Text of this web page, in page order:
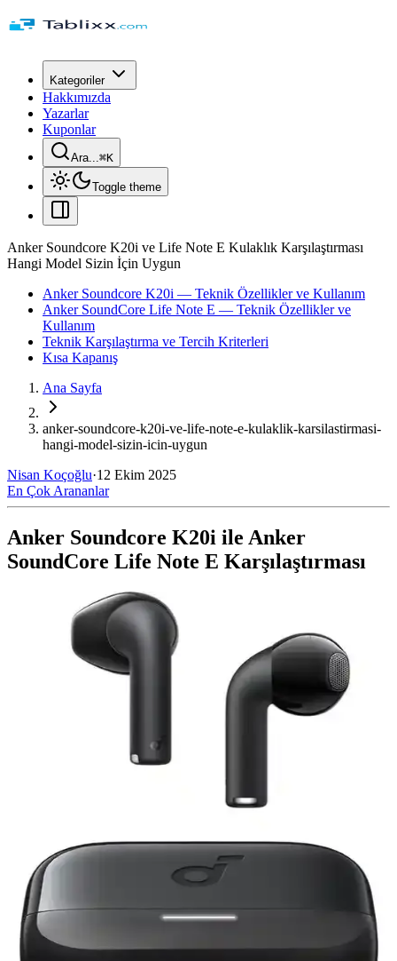
Kategoriler
Hakkımızda
Yazarlar
Kuponlar
Ara...⌘K
Toggle theme
Anker Soundcore K20i ve Life Note E Kulaklık Karşılaştırması
Hangi Model Sizin İçin Uygun
Anker Soundcore K20i — Teknik Özellikler ve Kullanım
Anker SoundCore Life Note E — Teknik Özellikler ve
Kullanım
Teknik Karşılaştırma ve Tercih Kriterleri
Kısa Kapanış
Ana Sayfa
anker-soundcore-k20i-ve-life-note-e-kulaklik-karsilastirmasi-
hangi-model-sizin-icin-uygun
Nisan Koçoğlu·12 Ekim 2025
En Çok Arananlar
Anker Soundcore K20i ile Anker
SoundCore Life Note E Karşılaştırması